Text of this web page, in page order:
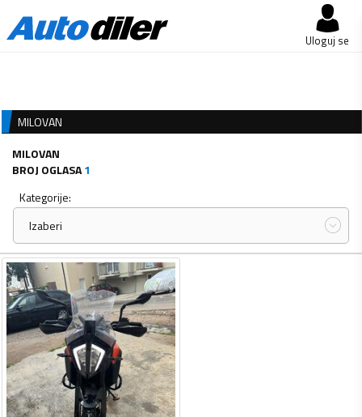
Uloguj se
MILOVAN
MILOVAN
BROJ OGLASA1
Kategorije:
Izaberi